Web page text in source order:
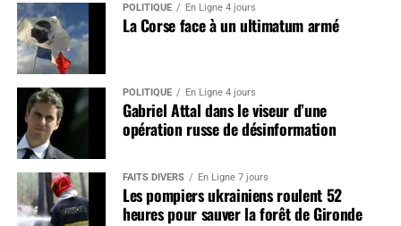
POLITIQUE En Ligne 4 jours
La Corse face à un ultimatum armé
POLITIQUE En Ligne 4 jours
Gabriel Attal dans le viseur d’une
opération russe de désinformation
FAITS DIVERS En Ligne 7 jours
Les pompiers ukrainiens roulent 52
heures pour sauver la forêt de Gironde